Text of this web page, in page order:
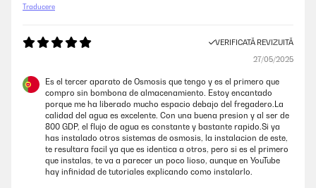
Traducere
VERIFICATĂ REVIZUITĂ
27/05/2025
Es el tercer aparato de Osmosis que tengo y es el primero que
compro sin bombona de almacenamiento. Estoy encantado
porque me ha liberado mucho espacio debajo del fregadero.La
calidad del agua es excelente. Con una buena presion y al ser de
800 GDP, el flujo de agua es constante y bastante rapido.Si ya
has instalado otros sistemas de osmosis, la instalacion de este,
te resultara facil ya que es identica a otros, pero si es el primero
que instalas, te va a parecer un poco lioso, aunque en YouTube
hay infinidad de tutoriales explicando como instalarlo.